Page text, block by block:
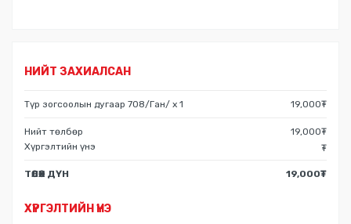
НИЙТ ЗАХИАЛСАН
Түр зогсоолын дугаар 708/Ган/ x 1 19,000₮
Нийт төлбөр 19,000₮
Хүргэлтийн үнэ
₮
ТӨЛӨХ ДҮН 19,000₮
ХҮРГЭЛТИЙН ҮНЭ